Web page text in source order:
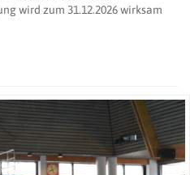
wird zum 31.12.2026 wirksam